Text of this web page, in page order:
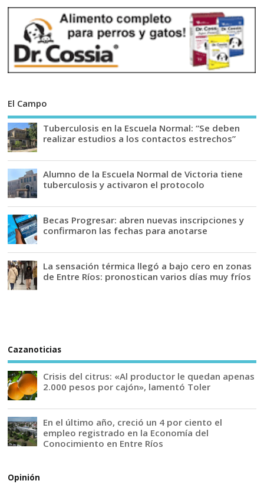
El Campo
Tuberculosis en la Escuela Normal: “Se deben
realizar estudios a los contactos estrechos”
Alumno de la Escuela Normal de Victoria tiene
tuberculosis y activaron el protocolo
Becas Progresar: abren nuevas inscripciones y
confirmaron las fechas para anotarse
La sensación térmica llegó a bajo cero en zonas
de Entre Ríos: pronostican varios días muy fríos
Cazanoticias
Crisis del citrus: «Al productor le quedan apenas
2.000 pesos por cajón», lamentó Toler
En el último año, creció un 4 por ciento el
empleo registrado en la Economía del
Conocimiento en Entre Ríos
Opinión